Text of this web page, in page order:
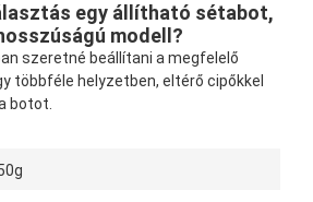
egy állítható sétabot,
modell?
szeretné beállítani a megfelelő
többféle helyzetben, eltérő cipőkkel
botot.